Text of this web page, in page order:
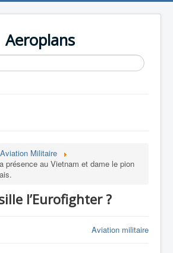
Aeroplans
Aviation Militaire
présence au Vietnam et dame le pion
l’Eurofighter ?
Aviation militaire